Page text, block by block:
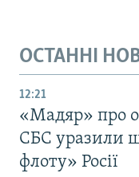
ОСТАННІ
12:21
«Мадяр» про
СБС уразили
флоту» Росії